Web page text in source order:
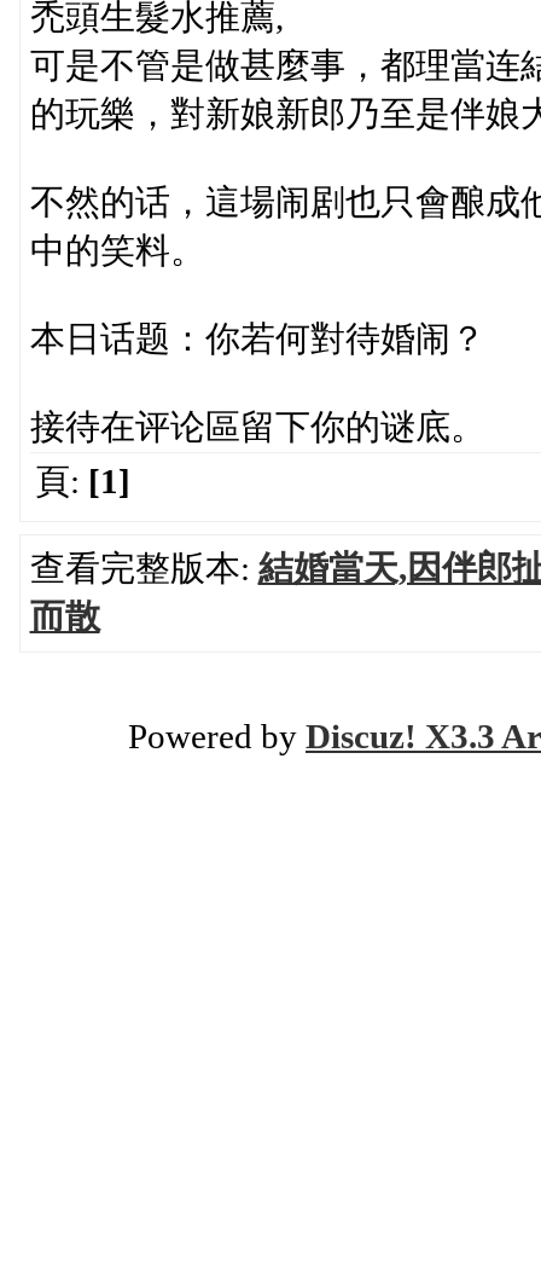
禿頭生髮水推薦,
可是不管是做甚麼事，都理當连
的玩樂，對新娘新郎乃至是伴娘
不然的话，這場闹剧也只會酿成
中的笑料。
本日话题：你若何對待婚闹？
接待在评论區留下你的谜底。
頁: [1]
查看完整版本: 結婚當天,因伴郎
而散
Powered by Discuz! X3.3